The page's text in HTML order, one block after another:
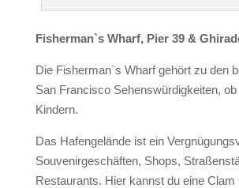
Fisherman`s Wharf, Pier 39 &
Die Fisherman`s Wharf gehört zu den
San Francisco Sehenswürdigkeiten,
Kindern.
Das Hafengelände ist ein
Souvenirgeschäften, Shops,
Restaurants. Hier kannst du eine Clam